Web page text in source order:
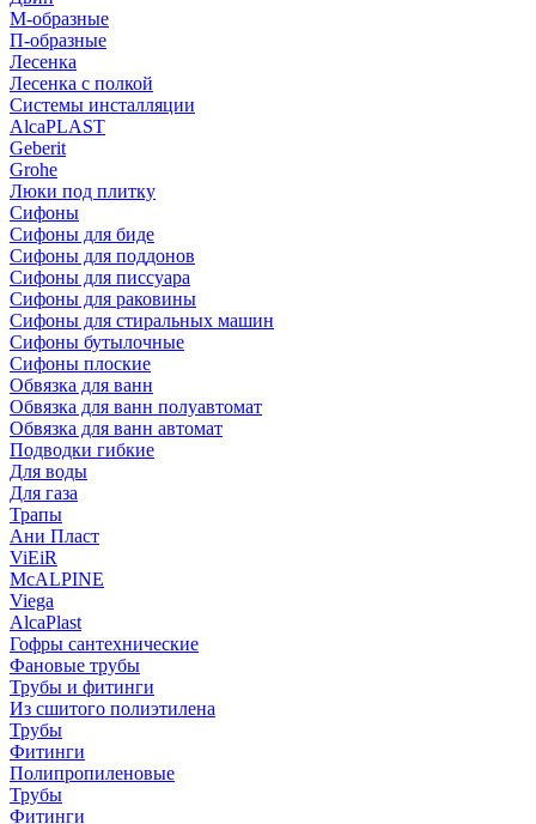
М-образные
П-образные
Лесенка
Лесенка с полкой
Системы инсталляции
AlcaPLAST
Geberit
Grohe
Люки под плитку
Сифоны
Сифoны для биде
Сифoны для поддонов
Сифoны для писсуара
Сифоны для раковины
Сифоны для стиральных машин
Сифоны бутылочные
Сифоны плоские
Обвязка для ванн
Обвязка для ванн полуавтомат
Обвязка для ванн автомат
Подводки гибкие
Для воды
Для газа
Трапы
Ани Пласт
ViEiR
McALPINE
Viega
AlcaPlast
Гофры сантехнические
Фановые трубы
Трубы и фитинги
Из сшитого полиэтилена
Трубы
Фитинги
Полипропиленовые
Трубы
Фитинги